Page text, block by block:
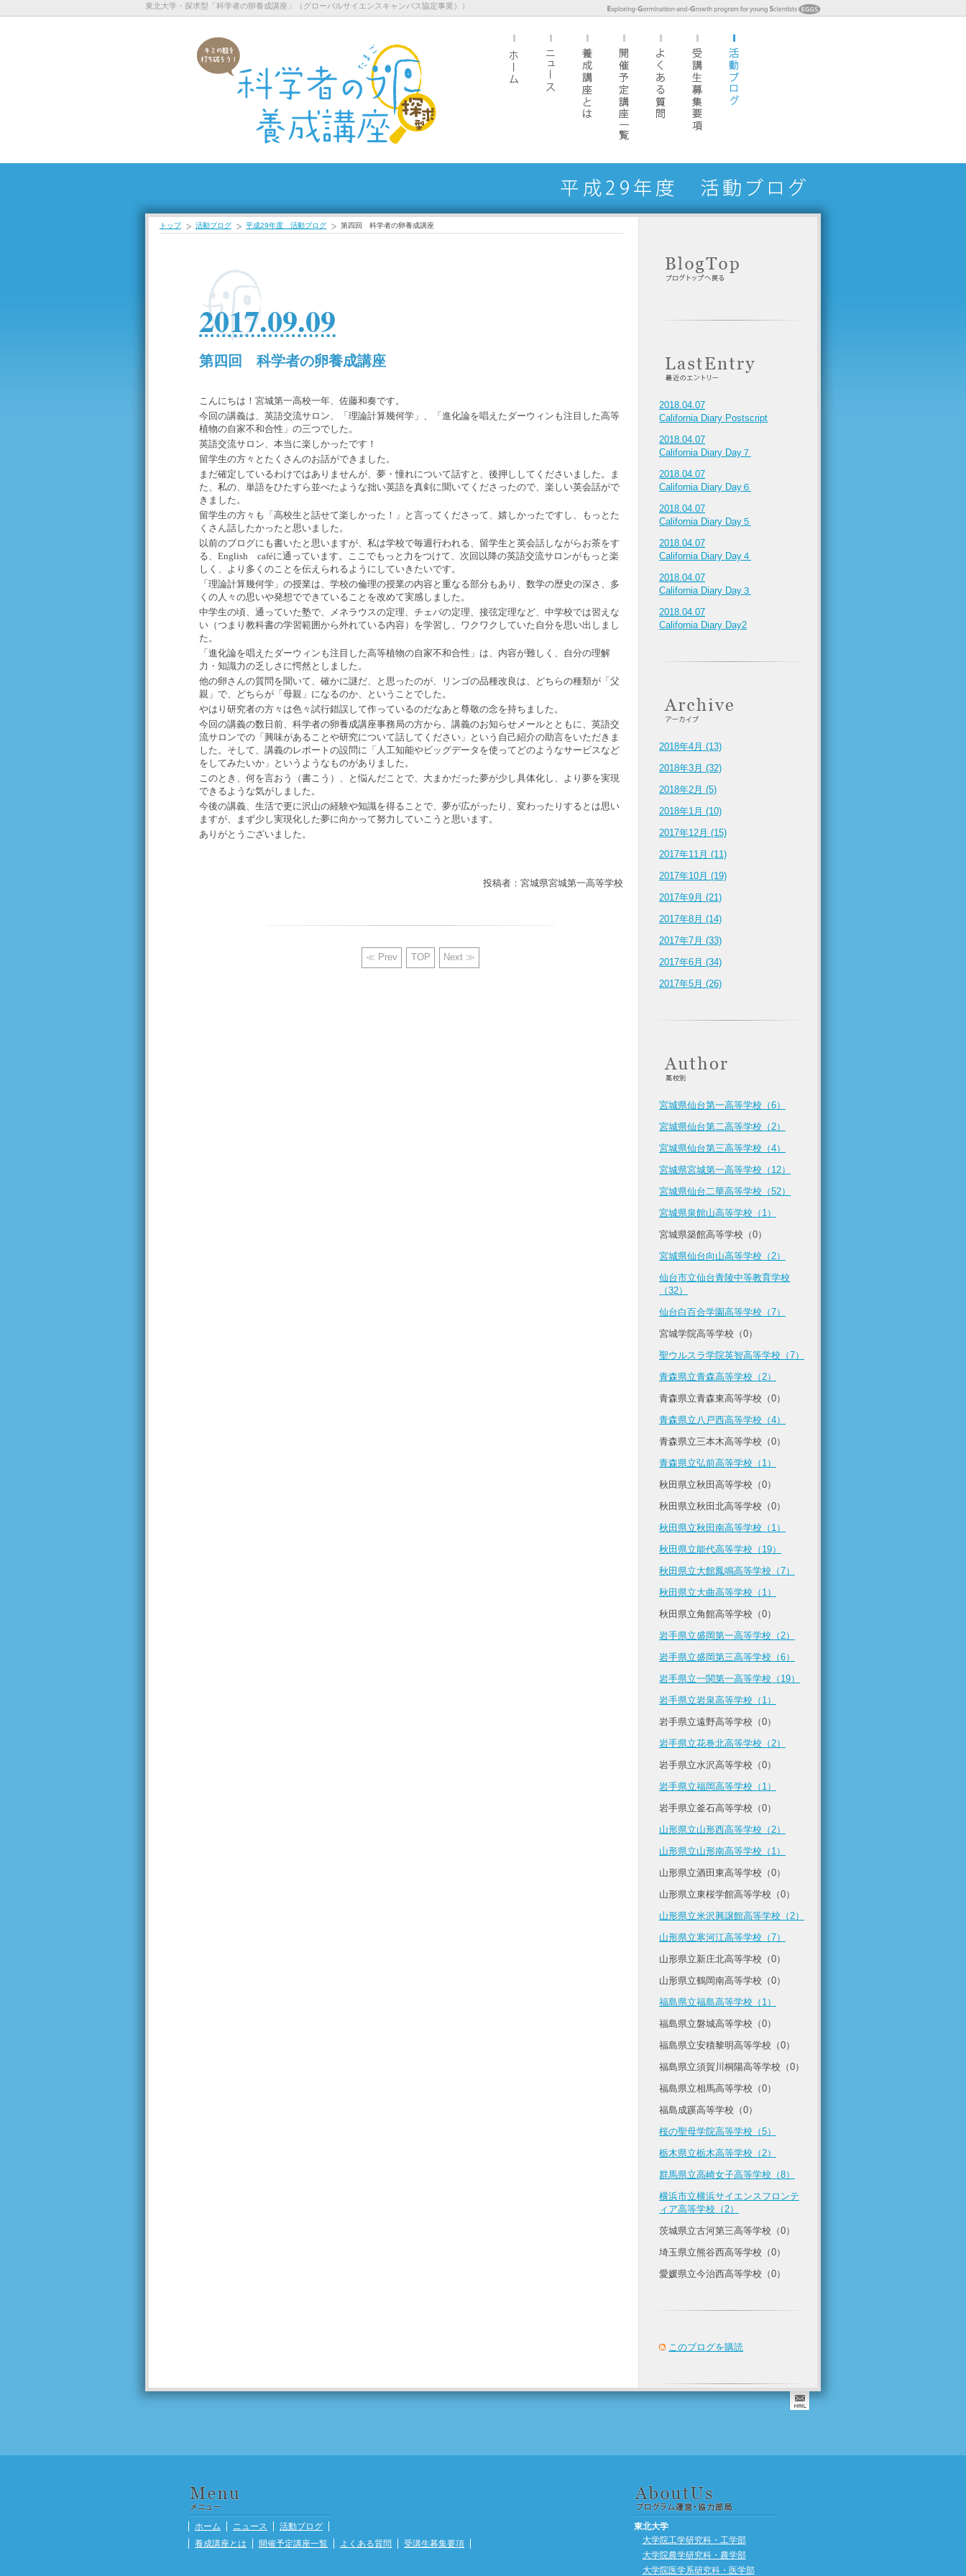
東北大学・探求型「科学者の卵養成講座」（グローバルサイエンスキャンパス協定事業））
トップ 活動ブログ 平成29年度 活動ブログ 第四回 科学者の卵養成講座
2017.09.09
第四回 科学者の卵養成講座
こんにちは！宮城第一高校一年、佐藤和奏です。
今回の講義は、英語交流サロン、「理論計算幾何学」、「進化論を唱えたダーウィンも注目した高等
植物の自家不和合性」の三つでした。
英語交流サロン、本当に楽しかったです！
留学生の方々とたくさんのお話ができました。
まだ確定しているわけではありませんが、夢・憧れについて話すと、後押ししてくださいました。ま
た、私の、単語をひたすら並べたような拙い英語を真剣に聞いてくださったので、楽しい英会話がで
きました。
留学生の方々も「高校生と話せて楽しかった！」と言ってくださって、嬉しかったですし、もっとた
くさん話したかったと思いました。
以前のブログにも書いたと思いますが、私は学校で毎週行われる、留学生と英会話しながらお茶をす
る、 English caféに通っています。ここでもっと力をつけて、次回以降の英語交流サロンがもっと楽
しく、より多くのことを伝えられるようにしていきたいです。
「理論計算幾何学」の授業は、学校の倫理の授業の内容と重なる部分もあり、数学の歴史の深さ、多
くの人々の思いや発想でできていることを改めて実感しました。
中学生の頃、通っていた塾で、メネラウスの定理、チェバの定理、接弦定理など、中学校では習えな
い（つまり教科書の学習範囲から外れている内容）を学習し、ワクワクしていた自分を思い出しまし
た。
「進化論を唱えたダーウィンも注目した高等植物の自家不和合性」は、内容が難しく、自分の理解
力・知識力の乏しさに愕然としました。
他の卵さんの質問を聞いて、確かに謎だ、と思ったのが、リンゴの品種改良は、どちらの種類が「父
親」で、どちらが「母親」になるのか、ということでした。
やはり研究者の方々は色々試行錯誤して作っているのだなあと尊敬の念を持ちました。
今回の講義の数日前、科学者の卵養成講座事務局の方から、講義のお知らせメールとともに、英語交
流サロンでの「興味があることや研究について話してください」という自己紹介の助言をいただきま
した。そして、講義のレポートの設問に「人工知能やビッグデータを使ってどのようなサービスなど
をしてみたいか」というようなものがありました。
このとき、何を言おう（書こう）、と悩んだことで、大まかだった夢が少し具体化し、より夢を実現
できるような気がしました。
今後の講義、生活で更に沢山の経験や知識を得ることで、夢が広がったり、変わったりするとは思い
ますが、まず少し実現化した夢に向かって努力していこうと思います。
ありがとうございました。
投稿者：宮城県宮城第一高等学校
≪ Prev TOP Next ≫
2018.04.07
California Diary Postscript
2018.04.07
California Diary Day７
2018.04.07
California Diary Day６
2018.04.07
California Diary Day５
2018.04.07
California Diary Day４
2018.04.07
California Diary Day３
2018.04.07
California Diary Day2
2018年4月 (13)
2018年3月 (32)
2018年2月 (5)
2018年1月 (10)
2017年12月 (15)
2017年11月 (11)
2017年10月 (19)
2017年9月 (21)
2017年8月 (14)
2017年7月 (33)
2017年6月 (34)
2017年5月 (26)
宮城県仙台第一高等学校（6）
宮城県仙台第二高等学校（2）
宮城県仙台第三高等学校（4）
宮城県宮城第一高等学校（12）
宮城県仙台二華高等学校（52）
宮城県泉館山高等学校（1）
宮城県築館高等学校（0）
宮城県仙台向山高等学校（2）
仙台市立仙台青陵中等教育学校
（32）
仙台白百合学園高等学校（7）
宮城学院高等学校（0）
聖ウルスラ学院英智高等学校（7）
青森県立青森高等学校（2）
青森県立青森東高等学校（0）
青森県立八戸西高等学校（4）
青森県立三本木高等学校（0）
青森県立弘前高等学校（1）
秋田県立秋田高等学校（0）
秋田県立秋田北高等学校（0）
秋田県立秋田南高等学校（1）
秋田県立能代高等学校（19）
秋田県立大館鳳鳴高等学校（7）
秋田県立大曲高等学校（1）
秋田県立角館高等学校（0）
岩手県立盛岡第一高等学校（2）
岩手県立盛岡第三高等学校（6）
岩手県立一関第一高等学校（19）
岩手県立岩泉高等学校（1）
岩手県立遠野高等学校（0）
岩手県立花巻北高等学校（2）
岩手県立水沢高等学校（0）
岩手県立福岡高等学校（1）
岩手県立釜石高等学校（0）
山形県立山形西高等学校（2）
山形県立山形南高等学校（1）
山形県立酒田東高等学校（0）
山形県立東桜学館高等学校（0）
山形県立米沢興譲館高等学校（2）
山形県立寒河江高等学校（7）
山形県立新庄北高等学校（0）
山形県立鶴岡南高等学校（0）
福島県立福島高等学校（1）
福島県立磐城高等学校（0）
福島県立安積黎明高等学校（0）
福島県立須賀川桐陽高等学校（0）
福島県立相馬高等学校（0）
福島成蹊高等学校（0）
桜の聖母学院高等学校（5）
栃木県立栃木高等学校（2）
群馬県立高崎女子高等学校（8）
横浜市立横浜サイエンスフロンテ
ィア高等学校（2）
茨城県立古河第三高等学校（0）
埼玉県立熊谷西高等学校（0）
愛媛県立今治西高等学校（0）
このブログを購読
ホーム ニュース
活動ブログ
養成講座とは
開催予定講座一覧 よくある質問 受講生募集要項
東北大学
大学院工学研究科・工学部
大学院農学研究科・農学部
大学院医学系研究科・医学部